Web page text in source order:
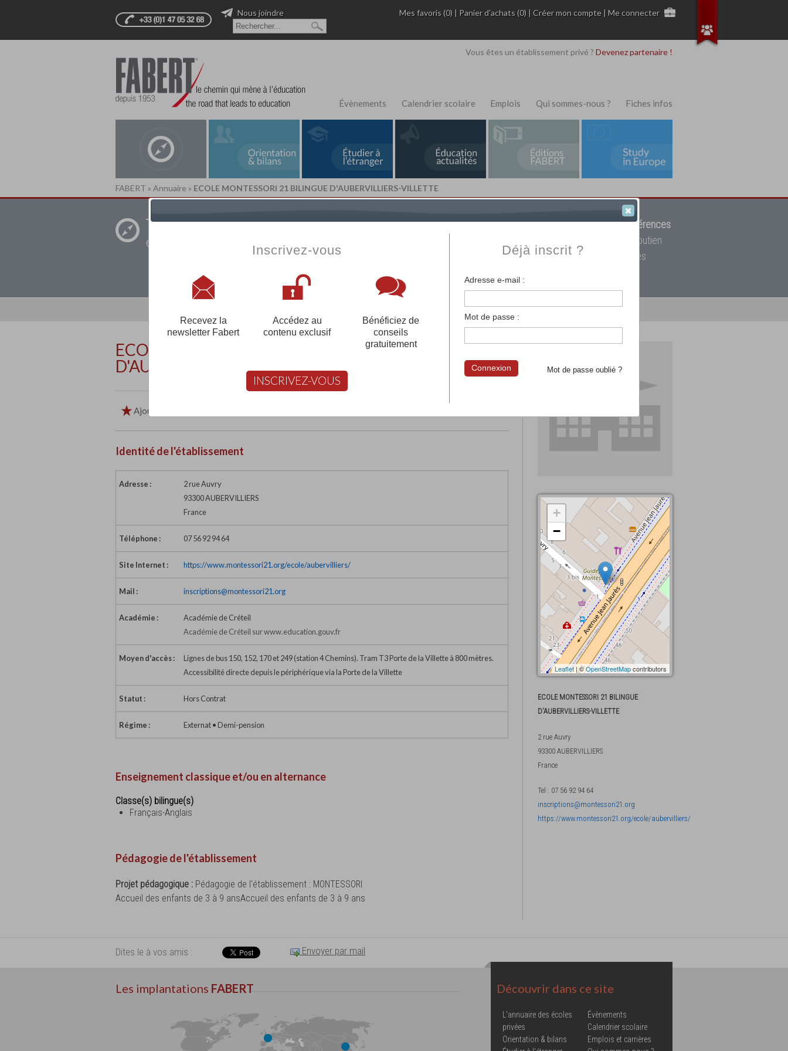
Mes favoris (0) | Panier d'achats (0) |Créer mon compte |Me connecter
Nous joindre
Vous êtes un établissement privé ? Devenez partenaire !
Évènements Calendrier scolaire Emplois Qui sommes-nous ? Fiches infos
FABERT » Annuaire » ECOLE MONTESSORI 21 BILINGUE D'AUBERVILLIERS-VILLETTE
Trouver un
établissement privé
L'Annuaire de rechercheFabert.comvous permet de trouver parmi12908 références
votre établissement privé, du primaire au supérieur, mais aussi des cours de soutien
scolaire et des cours à distance. Ce moteur regroupe toutes les écoles privées
Loguez-vous, créez votre compte pour être accompagné gratuitement dans votre recherche d'école
ECOLE MONTESSORI 21 BILINGUE
D'AUBERVILLIERS-VILLETTE
Ajouter aux favoris
Identité de l'établissement
Adresse :
2 rue Auvry
93300 AUBERVILLIERS
France
Téléphone : 07 56 92 94 64
Site Internet : https://www.montessori21.org/ecole/aubervilliers/
Mail : inscriptions@montessori21.org
Académie :
Académie de Créteil
Académie de Créteil sur www.education.gouv.fr
Moyen d'accès :
Lignes de bus 150, 152, 170 et 249 (station 4 Chemins). Tram T3 Porte de la Villette à 800 mètres.
Accessibilité directe depuis le périphérique via la Porte de la Villette
Statut : Hors Contrat
Régime : Externat • Demi-pension
Enseignement classique et/ou en alternance
Classe(s) bilingue(s)
Français-Anglais
Pédagogie de l'établissement
Projet pédagogique : Pédagogie de l'établissement : MONTESSORI
Accueil des enfants de 3 à 9 ansAccueil des enfants de 3 à 9 ans
+
−
Leaflet| ©OpenStreetMapcontributors
ECOLE MONTESSORI 21 BILINGUE
D'AUBERVILLIERS-VILLETTE
2 rue Auvry
93300 AUBERVILLIERS
France
Tel : 07 56 92 94 64
inscriptions@montessori21.org
https://www.montessori21.org/ecole/aubervilliers/
Dites le à vos amis : Envoyer par mail
Les implantations FABERT Découvrir dans ce site
L'annuaire des écoles
privées
Orientation & bilans
Évènements
Calendrier scolaire
Emplois et carrières
Inscrivez-vous
Recevez la
newsletter Fabert
Accédez au
contenu exclusif
Bénéficiez de
conseils
gratuitement
INSCRIVEZ-VOUS
Déjà inscrit ?
Adresse e-mail :
Mot de passe :
Mot de passe oublié ?
Connexion